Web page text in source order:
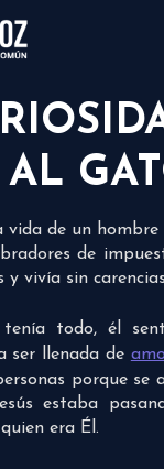
de un hombre
de
y vivía sin
todo, él
ser llenada de
porque se
estaba
era Él.